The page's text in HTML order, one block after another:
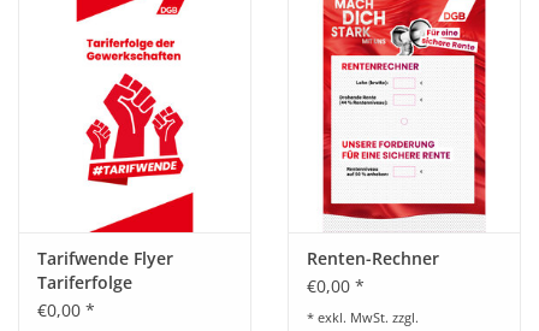
BETRIEBSRATSWAHL 2026
ARBEITSZEIT
Tarifwende Flyer
Tariferfolge
€0,00 *
Renten-Rechner
€0,00 *
* exkl. MwSt. zzgl.